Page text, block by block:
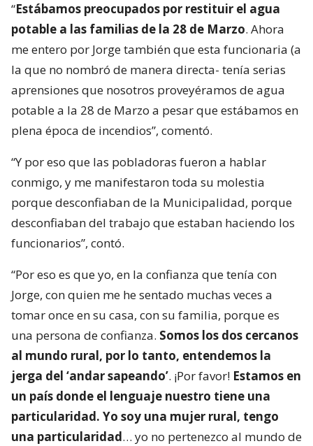
“Estábamos preocupados por restituir el agua
potable a las familias de la 28 de Marzo. Ahora
me entero por Jorge también que esta funcionaria (a
la que no nombró de manera directa- tenía serias
aprensiones que nosotros proveyéramos de agua
potable a la 28 de Marzo a pesar que estábamos en
plena época de incendios”, comentó.
“Y por eso que las pobladoras fueron a hablar
conmigo, y me manifestaron toda su molestia
porque desconfiaban de la Municipalidad, porque
desconfiaban del trabajo que estaban haciendo los
funcionarios”, contó.
“Por eso es que yo, en la confianza que tenía con
Jorge, con quien me he sentado muchas veces a
tomar once en su casa, con su familia, porque es
una persona de confianza. Somos los dos cercanos
al mundo rural, por lo tanto, entendemos la
jerga del ‘andar sapeando’. ¡Por favor! Estamos en
un país donde el lenguaje nuestro tiene una
particularidad. Yo soy una mujer rural, tengo
una particularidad… yo no pertenezco al mundo de